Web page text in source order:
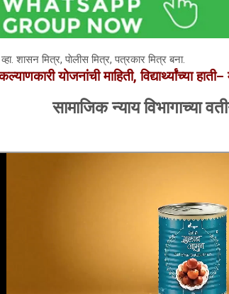
शासन मित्र, पाेलीस मित्र, पत्रकार मित्र बना.
योजनांची माहिती, विद्यार्थ्यांच्या
सामाजिक न्याय विभागाच्या